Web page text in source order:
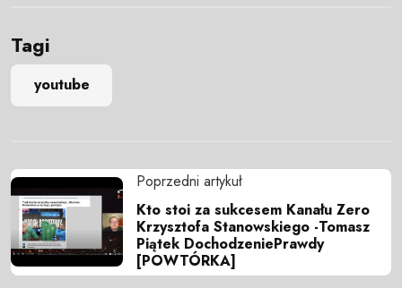
Tagi
youtube
Poprzedni artykuł
Kto stoi za sukcesem Kanału Zero
Krzysztofa Stanowskiego -Tomasz
Piątek DochodzeniePrawdy
[POWTÓRKA]